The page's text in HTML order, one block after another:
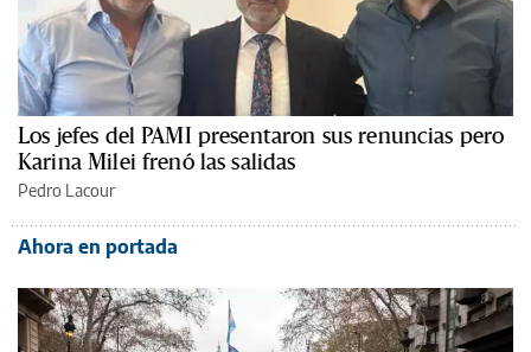
Los jefes del PAMI presentaron sus renuncias pero
Karina Milei frenó las salidas
Pedro Lacour
Ahora en portada